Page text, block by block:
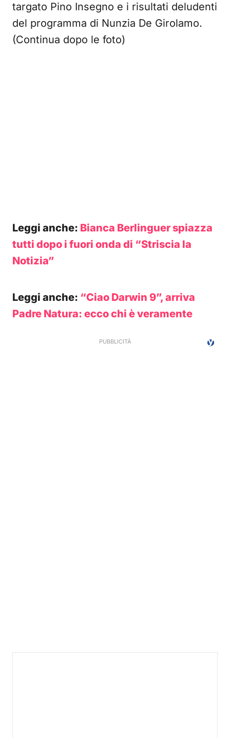
targato Pino Insegno e i risultati deludenti
del programma di Nunzia De Girolamo.
(Continua dopo le foto)
Leggi anche: Bianca Berlinguer spiazza
tutti dopo i fuori onda di “Striscia la
Notizia”
Leggi anche: “Ciao Darwin 9”, arriva
Padre Natura: ecco chi è veramente